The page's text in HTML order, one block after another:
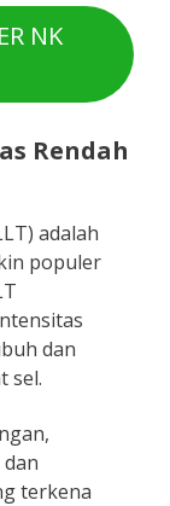
NK
Rendah
adalah
populer
dan
sel.
terkena